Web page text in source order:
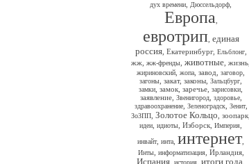
дух времени Дюссельдорф
Европа
евротрип единая
россия, Екатеринбург, Ельблонг,
жж жж-френды животные жизнь
жириновский жопа завод заговор
загоны закат, законы Зальцбург
замки замок заречье зарисовки
заявление, Звенигород, здоровье,
здравоохранение, Зеленоградск, Зенит,
ЗоЗПП Золотое Кольцо зоопарк
идеи идиоты Изборск Империя
инвайт, инта интернет,
Инты, информатизация, Ирландия,
Испания история итоги года